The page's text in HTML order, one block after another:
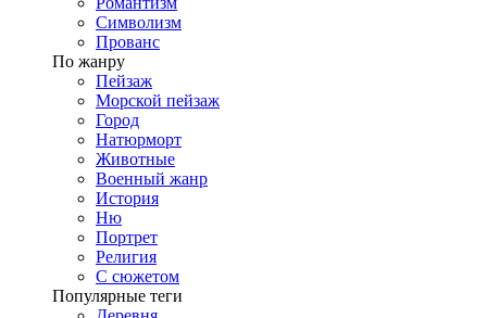
Символизм
Прованс
По жанру
Пейзаж
Морской пейзаж
Город
Натюрморт
Животные
Военный жанр
История
Ню
Портрет
Религия
С сюжетом
Популярные теги